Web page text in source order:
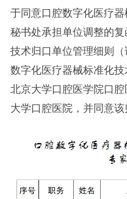
于同意口腔数字化医疗
秘书处承担单位调整的
技术归口单位管理细则
数字化医疗器械标准化
北京大学口腔医学院口
大学口腔医院，并同意该